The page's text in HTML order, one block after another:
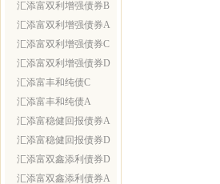
汇添富双利增强债券B
汇添富双利增强债券A
汇添富双利增强债券C
汇添富双利增强债券D
汇添富丰和纯债C
汇添富丰和纯债A
汇添富稳健回报债券A
汇添富稳健回报债券D
汇添富双鑫添利债券D
汇添富双鑫添利债券A